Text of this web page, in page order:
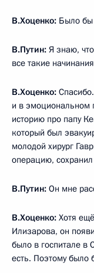
В.Хоценко: Было бы
В.Путин: Я знаю,
все такие
В.Хоценко:
и в эмоциональном
историю про папу
который был
молодой хирург
операцию, сохранил
В.Путин: Он мне
В.Хоценко: Хотя
Илизарова, он
было в госпитале в
есть. Поэтому было